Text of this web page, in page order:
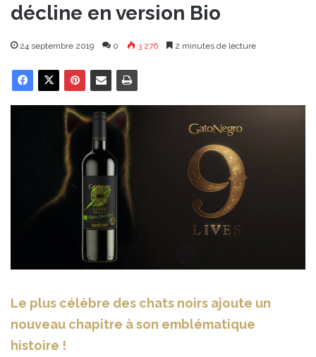
décline en version Bio
24 septembre 2019 0 3 276 2 minutes de lecture
Le plus célèbre des chats noirs ajoute un
nouveau chapitre à son emblématique
histoire !